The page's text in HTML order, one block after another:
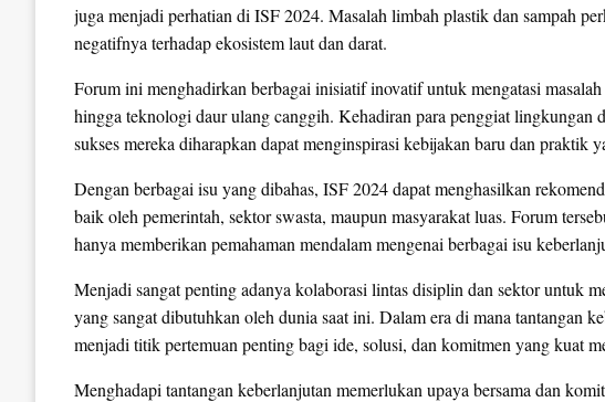
juga menjadi perhatian di ISF 2024. Masalah limbah plastik dan sampah
negatifnya terhadap ekosistem laut dan darat.
Forum ini menghadirkan berbagai inisiatif inovatif untuk mengatasi
hingga teknologi daur ulang canggih. Kehadiran para penggiat lingkungan
sukses mereka diharapkan dapat menginspirasi kebijakan baru dan praktik
Dengan berbagai isu yang dibahas, ISF 2024 dapat menghasilkan
baik oleh pemerintah, sektor swasta, maupun masyarakat luas. Forum
hanya memberikan pemahaman mendalam mengenai berbagai isu
Menjadi sangat penting adanya kolaborasi lintas disiplin dan sektor untuk
yang sangat dibutuhkan oleh dunia saat ini. Dalam era di mana tantangan
menjadi titik pertemuan penting bagi ide, solusi, dan komitmen yang kuat
Menghadapi tantangan keberlanjutan memerlukan upaya bersama dan